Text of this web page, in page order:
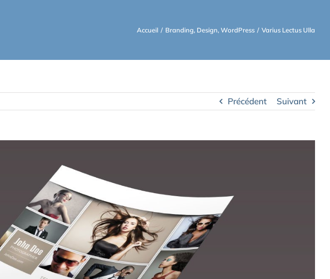
Accueil / Branding, Design,WordPress / Varius Lectus Ulla
Précédent Suivant